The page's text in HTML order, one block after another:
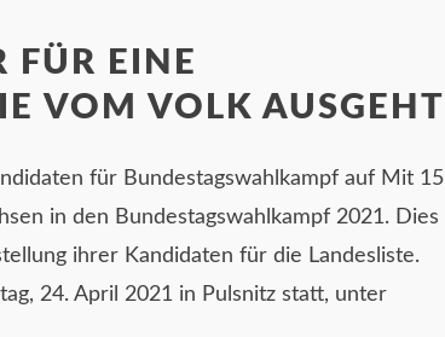
FÜR EINE
VOM VOLK AUSGEHT
für Bundestagswahlkampf auf Mit 15
in den Bundestagswahlkampf 2021. Dies
ihrer Kandidaten für die Landesliste.
24. April 2021 in Pulsnitz statt, unter